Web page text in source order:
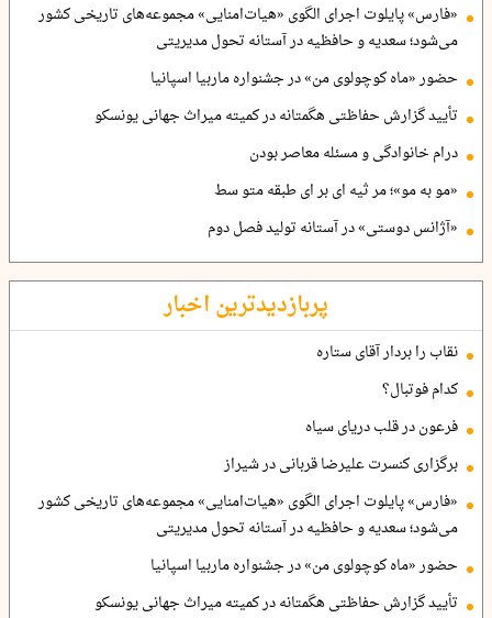
«فارس» پایلوت اجرای الگوی «هیات‌امنایی» مجموعه‌های تاریخی کشور
می‌شود؛ سعدیه و حافظیه در آستانه تحول مدیریتی
حضور «ماه کوچولوی من» در جشنواره ماربیا اسپانیا
تأیید گزارش حفاظتی هگمتانه در کمیته میراث جهانی یونسکو
درام خانوادگی و مسئله معاصر بودن
«مو به مو»؛ مر ثیه ای بر ای طبقه متو سط
«آژانس دوستی» در آستانه تولید فصل دوم
پربازدیدترین اخبار
نقاب را بردار آقای ستاره
کدام فوتبال؟
فرعون در قلب دریای سیاه
برگزاری کنسرت علیرضا قربانی در شیراز
«فارس» پایلوت اجرای الگوی «هیات‌امنایی» مجموعه‌های تاریخی کشور
می‌شود؛ سعدیه و حافظیه در آستانه تحول مدیریتی
حضور «ماه کوچولوی من» در جشنواره ماربیا اسپانیا
تأیید گزارش حفاظتی هگمتانه در کمیته میراث جهانی یونسکو